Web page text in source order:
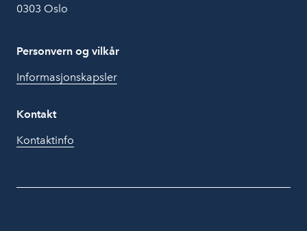
0303 Oslo
Personvern og vilkår
Informasjonskapsler
Kontakt
Kontaktinfo